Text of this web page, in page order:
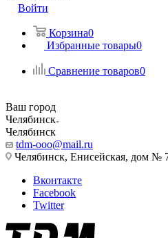
Войти
Корзина0
Избранные товары0
Сравнение товаров0
Ваш город
Челябинск
Челябинск
tdm-ooo@mail.ru
Челябинск, Енисейская, дом №
Вконтакте
Facebook
Twitter